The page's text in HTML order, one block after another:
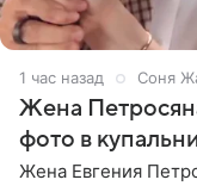
1 час назад Соня
Жена
фото в
Жена Евгения